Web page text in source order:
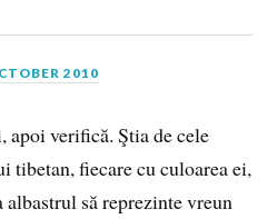
2010
verifică. Ştia de cele
tibetan, fiecare cu culoarea ei,
albastrul să reprezinte vreun